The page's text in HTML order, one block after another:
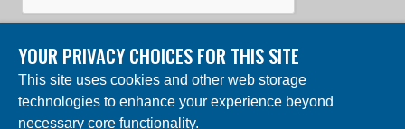
REGÍSTRATE AHORA
© 2024 Fundación Charles Darwin. Reservados todos los
derechos. | Construido por DEV
YOUR PRIVACY CHOICES FOR THIS SITE
This site uses cookies and other web storage
technologies to enhance your experience beyond
necessary core functionality.